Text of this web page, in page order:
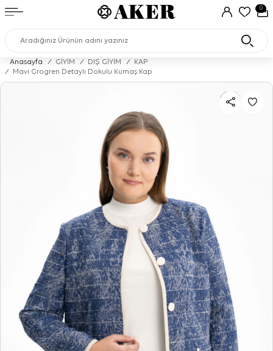
0
Anasayfa / GİYİM / DIŞ GİYİM /
KAP
/
Mavi Grogren Detaylı Dokulu Kumaş Kap